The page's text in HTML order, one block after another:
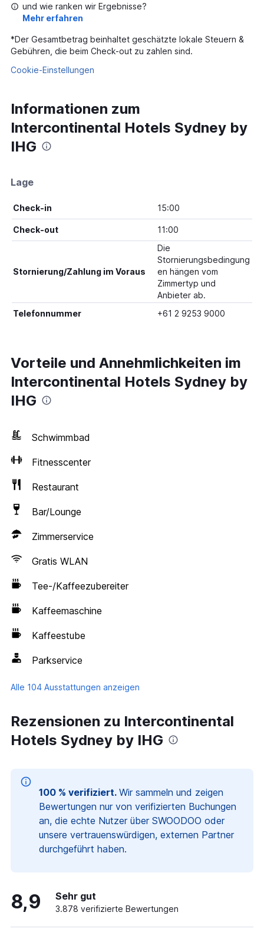
und wie ranken wir Ergebnisse?
Mehr erfahren
*Der Gesamtbetrag beinhaltet geschätzte lokale Steuern &
Gebühren, die beim Check-out zu zahlen sind.
Cookie-Einstellungen
Informationen zum
Intercontinental Hotels Sydney by
IHG
Lage
Check-in 15:00
Check-out 11:00
Stornierung/Zahlung im Voraus
Die
Stornierungsbedingung
en hängen vom
Zimmertyp und
Anbieter ab.
Telefonnummer
+61 2 9253 9000
Vorteile und Annehmlichkeiten im
Intercontinental Hotels Sydney by
IHG
Schwimmbad
Fitnesscenter
Restaurant
Bar/Lounge
Zimmerservice
Gratis WLAN
Tee-/Kaffeezubereiter
Kaffeemaschine
Kaffeestube
Parkservice
Alle 104 Ausstattungen anzeigen
Rezensionen zu Intercontinental
Hotels Sydney by IHG
100 % verifiziert. Wir sammeln und zeigen
Bewertungen nur von verifizierten Buchungen
an, die echte Nutzer über SWOODOO oder
unsere vertrauenswürdigen, externen Partner
durchgeführt haben.
8,9 Sehr gut
3.878 verifizierte Bewertungen